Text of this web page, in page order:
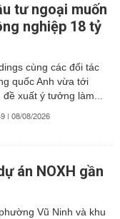
tư ngoại muốn
nghiệp 18 tỷ
cùng các đối tác
quốc Anh vừa tới
đề xuất ý tưởng làm...
| 08/08/2026
án NOXH gần
Vũ Ninh và khu